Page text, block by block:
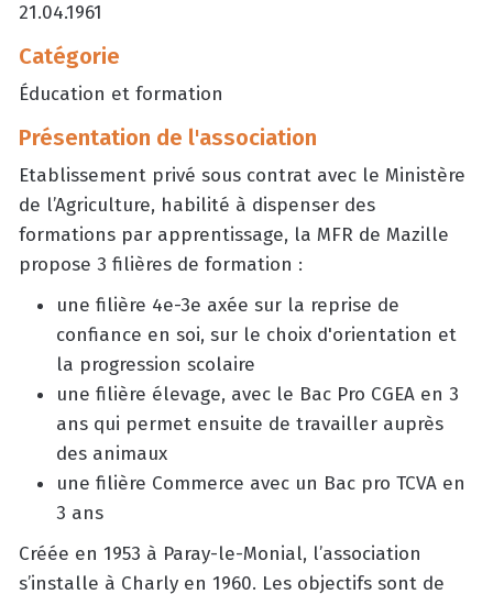
21.04.1961
Catégorie
Éducation et formation
Présentation de l'association
Etablissement privé sous contrat avec le Ministère
de l’Agriculture, habilité à dispenser des
formations par apprentissage, la MFR de Mazille
propose 3 filières de formation :
une filière 4e-3e axée sur la reprise de
confiance en soi, sur le choix d'orientation et
la progression scolaire
une filière élevage, avec le Bac Pro CGEA en 3
ans qui permet ensuite de travailler auprès
des animaux
une filière Commerce avec un Bac pro TCVA en
3 ans
Créée en 1953 à Paray-le-Monial, l’association
s’installe à Charly en 1960. Les objectifs sont de